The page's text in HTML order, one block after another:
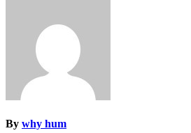
By why hum